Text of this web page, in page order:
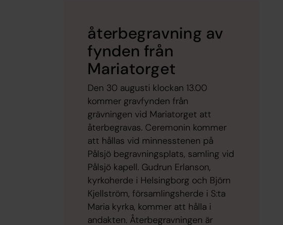
återbegravning av
fynden från
Mariatorget
Den 30 augusti klockan 13.00
kommer gravfynden från
grävningen vid Mariatorget att
återbegravas. Ceremonin kommer
att hållas vid minnesstenen på
Pålsjö begravningsplats, samling vid
Pålsjö kapell. Gudrun Erlanson,
kyrkoherde i Helsingborg och Björn
Kjellström, församlingsherde i S:ta
Maria kyrka, kommer att hålla i
andakten. Återbegravningen är